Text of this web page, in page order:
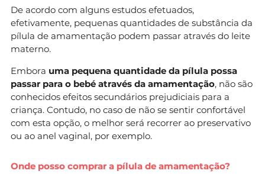
De acordo com alguns estudos efetuados,
efetivamente, pequenas quantidades de substância da
pílula de amamentação podem passar através do leite
materno.
Embora uma pequena quantidade da pílula possa
passar para o bebé através da amamentação, não são
conhecidos efeitos secundários prejudiciais para a
criança. Contudo, no caso de não se sentir confortável
com esta opção, o melhor será recorrer ao preservativo
ou ao anel vaginal, por exemplo.
Onde posso comprar a pílula de amamentação?